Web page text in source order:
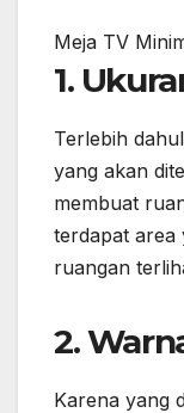
Meja TV
1.
Terlebih
yang akan
membuat
terdapat area
ruangan
2.
Karena yang